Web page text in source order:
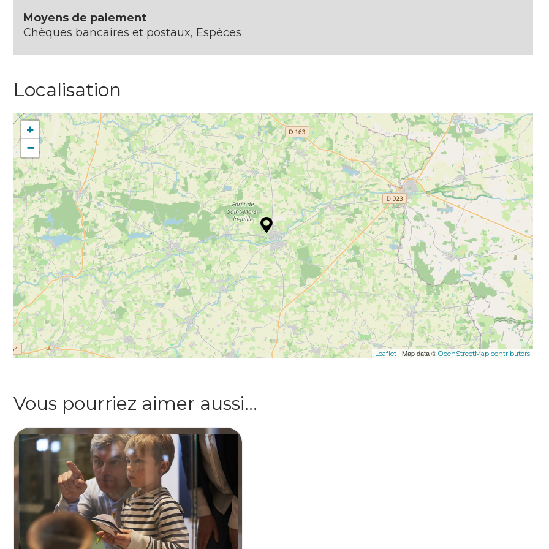
Moyens de paiement
Chèques bancaires et postaux, Espèces
Localisation
+
−
Leaflet | Map data © OpenStreetMap contributors
Vous pourriez aimer aussi…